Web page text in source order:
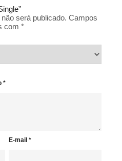
será publicado. Campos
com *
*
E-mail*